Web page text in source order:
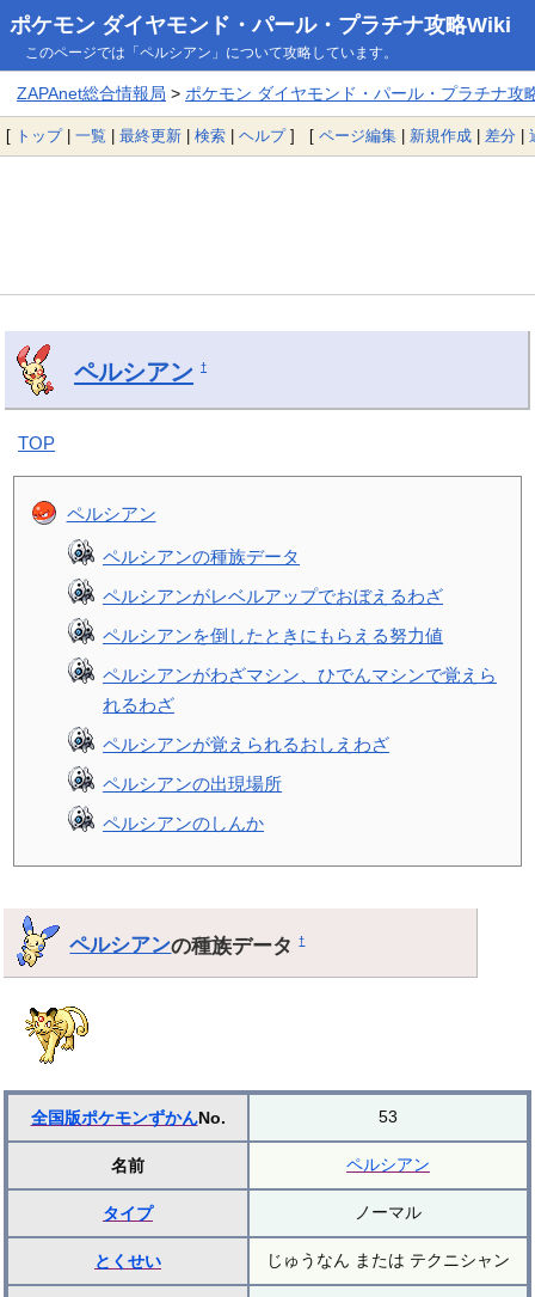
ポケモン ダイヤモンド・パール・プラチナ攻略Wiki
このページでは「ペルシアン」について攻略しています。
ZAPAnet総合情報局 > ポケモン ダイヤモンド・パール・プラチナ攻
[ トップ| 一覧 | 最終更新 | 検索 | ヘルプ] [ ページ編集 | 新規作成 | 差分 |
ペルシアン †
TOP
ペルシアン
ペルシアンの種族データ
ペルシアンがレベルアップでおぼえるわざ
ペルシアンを倒したときにもらえる努力値
ペルシアンがわざマシン、ひでんマシンで覚えら
れるわざ
ペルシアンが覚えられるおしえわざ
ペルシアンの出現場所
ペルシアンのしんか
ペルシアンの種族データ†
全国版ポケモンずかんNo. 53
名前 ペルシアン
タイプ ノーマル
とくせい じゅうなん または テクニシャン